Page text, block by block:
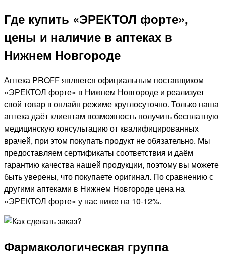
Где купить «ЭРЕКТОЛ форте»,
цены и наличие в аптеках в
Нижнем Новгороде
Аптека PROFF является официальным поставщиком
«ЭРЕКТОЛ форте» в Нижнем Новгороде и реализует
свой товар в онлайн режиме круглосуточно. Только наша
аптека даёт клиентам возможность получить бесплатную
медицинскую консультацию от квалифицированных
врачей, при этом покупать продукт не обязательно. Мы
предоставляем сертификаты соответствия и даём
гарантию качества нашей продукции, поэтому вы можете
быть уверены, что покупаете оригинал. По сравнению с
другими аптеками в Нижнем Новгороде цена на
«ЭРЕКТОЛ форте» у нас ниже на 10-12%.
Фармакологическая группа